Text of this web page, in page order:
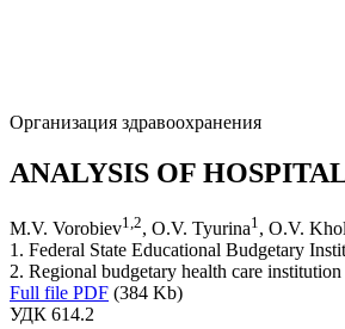
Организация здравоохранения
ANALYSIS OF
M.V. Vorobiev1 2, O.V. Tyurina1 , O.V.
1. Federal State Educational Budgetary
2. Regional budgetary health care
Full file PDF (384 Kb)
УДК 614.2